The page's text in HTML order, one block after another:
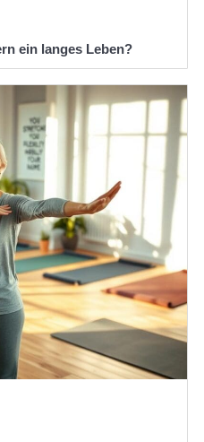
ein langes Leben?